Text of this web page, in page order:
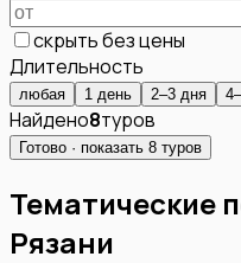
скрыть без цены
Длительность
любая 1 день 2–3 дня
Найдено8туров
Готово · показать 8 туров
Тематические
Рязани